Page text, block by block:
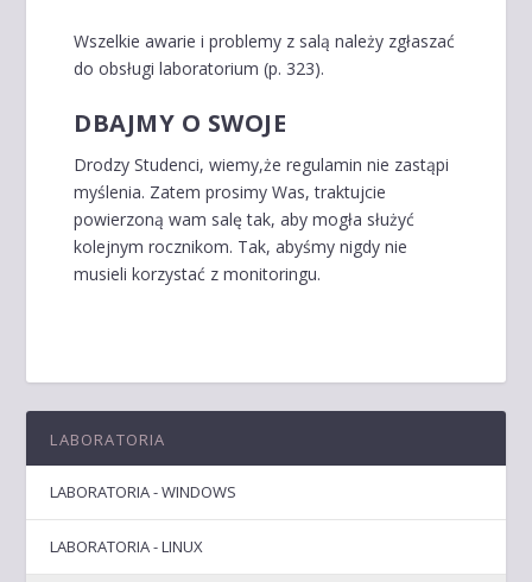
Wszelkie awarie i problemy z salą należy zgłaszać
do obsługi laboratorium (p. 323).
DBAJMY O SWOJE
Drodzy Studenci, wiemy,że regulamin nie zastąpi
myślenia. Zatem prosimy Was, traktujcie
powierzoną wam salę tak, aby mogła służyć
kolejnym rocznikom. Tak, abyśmy nigdy nie
musieli korzystać z monitoringu.
LABORATORIA
LABORATORIA - WINDOWS
LABORATORIA - LINUX